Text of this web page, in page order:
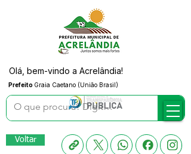
Prefeito Graia Caetano (União Brasil)
Olá, bem-vindo a Acrelândia!
Voltar